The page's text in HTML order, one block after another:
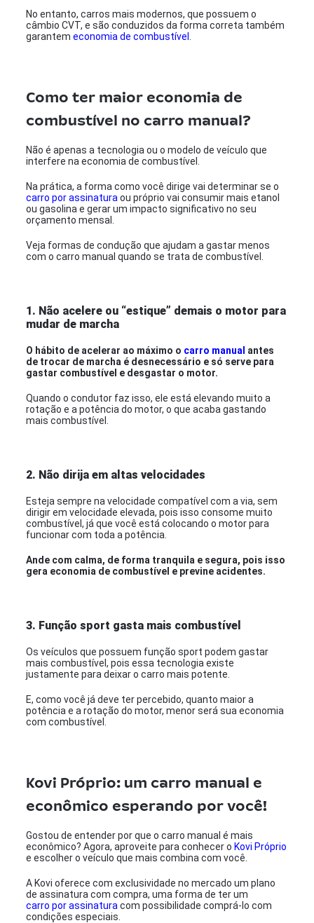
No entanto, carros mais modernos, que possuem o
câmbio CVT, e são conduzidos da forma correta também
garantemeconomia de combustível
Como ter maior economia de
combustível no carro manual?
Não é apenas a tecnologia ou o modelo de veículo que
interfere na economia de combustível.
Na prática, a forma como você dirige vai determinar se o
carro por assinatura ou próprio vai consumir mais etanol
ou gasolina e gerar um impacto significativo no seu
orçamento mensal.
Veja formas de condução que ajudam a gastar menos
com o carro manual quando se trata de combustível.
1. Não acelere ou “estique” demais o motor para
mudar de marcha
O hábito de acelerar ao máximo o carro manual antes
de trocar de marcha é desnecessário e só serve para
gastar combustível e desgastar o motor.
Quando o condutor faz isso, ele está elevando muito a
rotação e a potência do motor, o que acaba gastando
mais combustível.
2. Não dirija em altas velocidades
Esteja sempre na velocidade compatível com a via, sem
dirigir em velocidade elevada, pois isso consome muito
combustível, já que você está colocando o motor para
funcionar com toda a potência.
Ande com calma, de forma tranquila e segura, pois isso
gera economia de combustível e previne acidentes.
3. Função sport gasta mais combustível
Os veículos que possuem função sport podem gastar
mais combustível, pois essa tecnologia existe
justamente para deixar o carro mais potente.
E, como você já deve ter percebido, quanto maior a
potência e a rotação do motor, menor será sua economia
com combustível.
Kovi Próprio: um carro manual e
econômico esperando por você!
Gostou de entender por que o carro manual é mais
econômico? Agora, aproveite para conhecer o Kovi Próprio
e escolher o veículo que mais combina com você.
A Kovi oferece com exclusividade no mercado um plano
de assinatura com compra, uma forma de ter um
carro por assinatura com possibilidade comprá-lo com
condições especiais.